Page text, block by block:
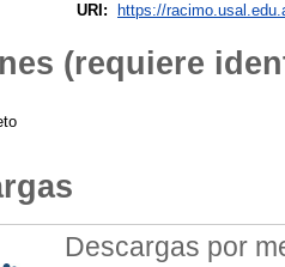
URI:
https://
(requiere
Descargas por